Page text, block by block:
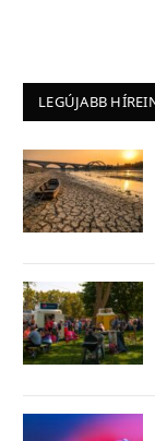
LEGÚJABB